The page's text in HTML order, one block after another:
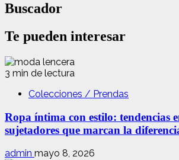
Buscador
Te pueden interesar
3 min de lectura
Colecciones / Prendas
Ropa íntima con estilo: tendencias
sujetadores que marcan la
admin mayo 8, 2026